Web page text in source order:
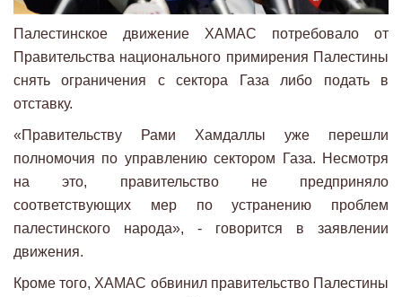
Палестинское движение ХАМАС потребовало от
Правительства национального примирения Палестины
снять ограничения с сектора Газа либо подать в
отставку.
«Правительству Рами Хамдаллы уже перешли
полномочия по управлению сектором Газа. Несмотря
на это, правительство не предприняло
соответствующих мер по устранению проблем
палестинского народа», - говорится в заявлении
движения.
Кроме того, ХАМАС обвинил правительство Палестины